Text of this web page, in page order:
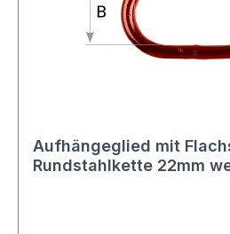
Aufhängeglied mit
Rundstahlkette 22mm